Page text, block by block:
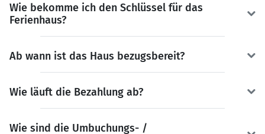
Wie bekomme ich den Schlüssel für das
Ferienhaus?
Ab wann ist das Haus bezugsbereit?
Wie läuft die Bezahlung ab?
Wie sind die Umbuchungs- /